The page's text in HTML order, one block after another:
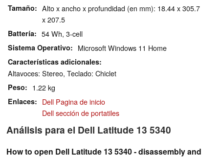
Tamaño
Alto x ancho x profundidad (en mm): 18.44 x 305.7
x 207.5
Battería 54 Wh, 3-cell
Sistema Operativo Microsoft Windows 11 Home
Características adicionales
Altavoces: Stereo, Teclado: Chiclet
Peso 1.22 kg
Enlaces
Dell Pagina de inicio
Dell sección de portatiles
Análisis para el Dell Latitude 13 5340
How to open Dell Latitude 13 5340 - disassembly and